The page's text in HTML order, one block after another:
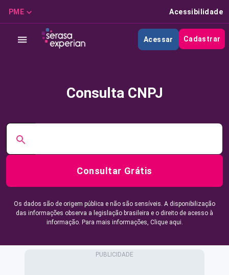
PME Acessibilidade
Acessar Cadastrar
Consulta CNPJ
Consultar Grátis
Os dados são de origem pública e não são sensíveis. A disponibilização
das informações observa a legislação brasileira e o direito de acesso à
informação. Para mais informações, Clique aqui.